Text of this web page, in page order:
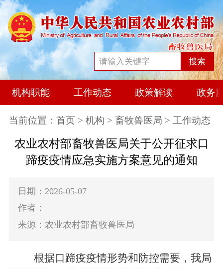
搜索
机构职能 工作动态 政策解读 政务
当前位置： 首页 > 机构 > 畜牧兽医局 > 工作动态
农业农村部畜牧兽医局关于公开征求口
蹄疫疫情应急实施方案意见的通知
日期：2026-05-07
作者：
来源：农业农村部畜牧兽医局
根据口蹄疫疫情形势和防控需要，我局